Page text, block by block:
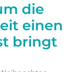
die
einen
bringt